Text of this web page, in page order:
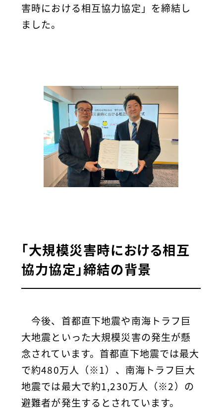
害時における相互協力協定」を締結し
ました。
「大規模災害時における相互
協力協定」締結の背景
今後、首都直下地震や南海トラフ巨
大地震といった大規模災害の発生が懸
念されています。首都直下地震では最大
で約480万人（※1）、南海トラフ巨大
地震では最大で約1,230万人（※2）の
避難者が発生するとされています。